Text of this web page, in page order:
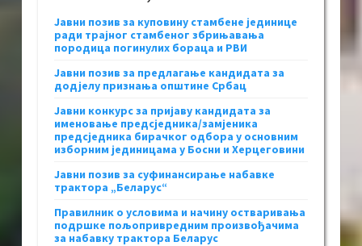
Јавни позив за куповину стамбене јединице
ради трајног стамбеног збрињавања
породица погинулих бораца и РВИ
Јавни позив за предлагање кандидата за
додјелу признања општине Србац
Јавни конкурс за пријаву кандидата за
именовање предсједника/замјеника
предсједника бирачког одбора у основним
изборним јединицама у Босни и Херцеговини
Јавни позив за суфинансирање набавке
трактора „Беларус“
Правилник о условима и начину остваривања
подршке пољопривредним произвођачима
за набавку трактора Беларус